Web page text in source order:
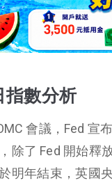
指數分析
會議，Fed 宣
除了 Fed 開始釋
明年結束，英國